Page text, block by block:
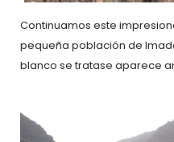
Continuamos este
pequeña población de
blanco se tratase aparece